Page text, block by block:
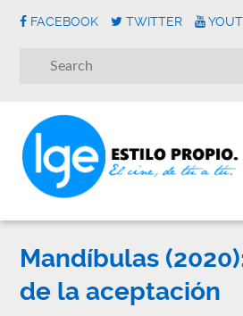
FACEBOOK TWITTER
Mandíbulas
de la aceptación